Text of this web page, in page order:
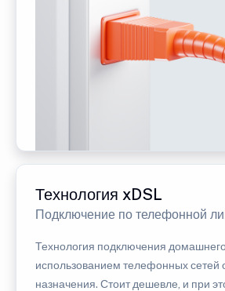
Технология xDSL
Подключение по телефонной
Технология подключения
использованием телефонных сетей
назначения. Стоит дешевле, и при